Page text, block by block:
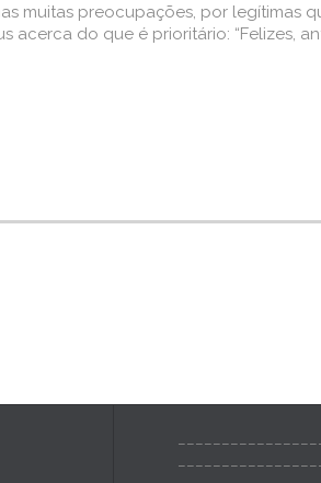
muitas preocupações, por legítimas
acerca do que é prioritário: “Felizes,